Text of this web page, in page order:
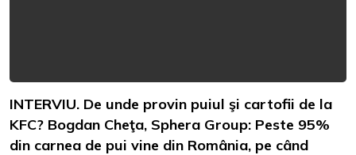
INTERVIU. De unde provin puiul şi cartofii de la
KFC? Bogdan Cheţa, Sphera Group: Peste 95%
din carnea de pui vine din România, pe când